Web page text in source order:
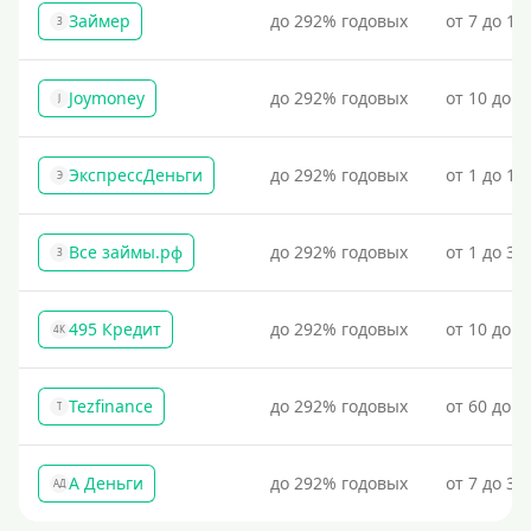
З Займер до 292% годовых от 7 до
J Joymoney до 292% годовых от 10 до
Э ЭкспрессДеньги до 292% годовых от 1 до
З Все займы.рф до 292% годовых от 1 до
4К 495 Кредит до 292% годовых от 10 до
T Tezfinance до 292% годовых от 60 до
АД А Деньги до 292% годовых от 7 до